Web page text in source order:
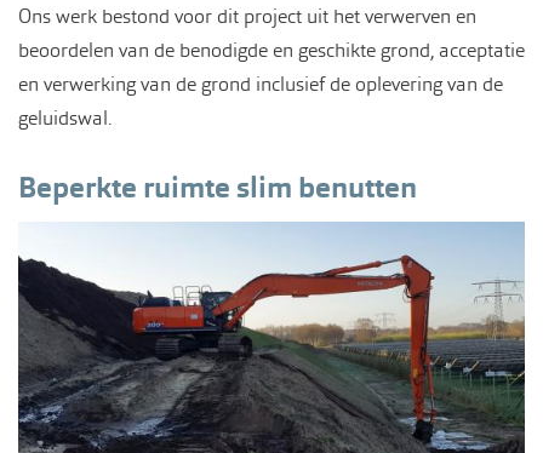
Ons werk bestond voor dit project uit het verwerven en
beoordelen van de benodigde en geschikte grond, acceptatie
en verwerking van de grond inclusief de oplevering van de
geluidswal.
Beperkte ruimte slim benutten